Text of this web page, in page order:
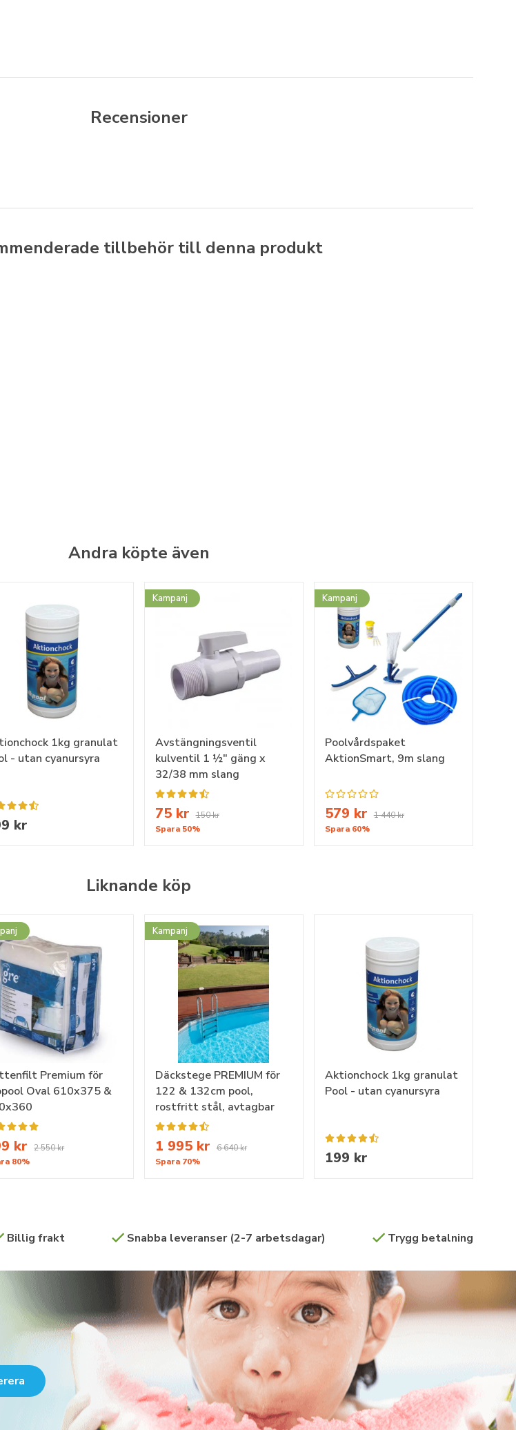
Recensioner
tillbehör till denna produkt
Andra köpte även
1kg granulat
- utan cyanursyra
kr
Kampanj
Avstängningsventil
kulventil 1 ½" gäng x
32/38 mm slang
75 kr 150 kr
Spara 50%
Kampanj
Poolvårdspaket
AktionSmart, 9m slang
579 kr
1 440 kr
Spara 60%
Liknande köp
Premium för
Oval 610x375 &
kr
2 550 kr
80%
Kampanj
Däckstege PREMIUM för
122 & 132cm pool,
rostfritt stål, avtagbar
1 995 kr 6 640 kr
Spara 70%
Aktionchock 1kg granulat
Pool - utan cyanursyra
199 kr
Billig frakt Snabba leveranser (2-7 arbetsdagar) Trygg betalning